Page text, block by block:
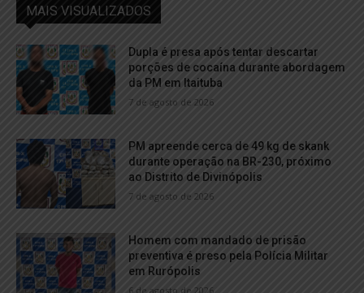
MAIS VISUALIZADOS
Dupla é presa após tentar descartar
porções de cocaína durante abordagem
da PM em Itaituba
7 de agosto de 2026
PM apreende cerca de 49 kg de skank
durante operação na BR-230, próximo
ao Distrito de Divinópolis
7 de agosto de 2026
Homem com mandado de prisão
preventiva é preso pela Polícia Militar
em Rurópolis
6 de agosto de 2026